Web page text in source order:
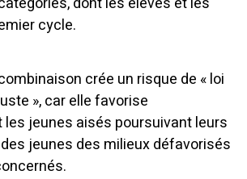
cycle.
crée un risque de « loi
», car elle favorise
jeunes aisés poursuivant leurs
jeunes des milieux défavorisés